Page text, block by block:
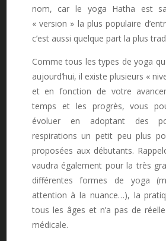
nom, car le yoga Hatha est
« version » la plus populaire
c’est aussi quelque part la plus
Comme tous les types de yoga
aujourd’hui, il existe plusieurs «
et en fonction de votre
temps et les progrès, vous
évoluer en adoptant des
respirations un petit peu plus
proposées aux débutants.
vaudra également pour la très
différentes formes de yoga
attention à la nuance…), la
tous les âges et n’a pas de
médicale.